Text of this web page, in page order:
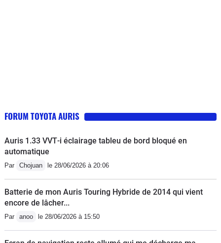
FORUM TOYOTA AURIS
Auris 1.33 VVT‑i éclairage tableu de bord bloqué en
automatique
Par Chojuan le 28/06/2026 à 20:06
Batterie de mon Auris Touring Hybride de 2014 qui vient
encore de lâcher...
Par anoo le 28/06/2026 à 15:50